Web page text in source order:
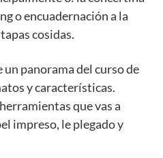
o encuadernación a la
cosidas.
panorama del curso de
y características.
que vas a
impreso, le plegado y